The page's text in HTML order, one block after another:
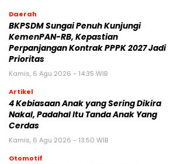
Daerah
BKPSDM Sungai Penuh Kunjungi
KemenPAN-RB, Kepastian
Perpanjangan Kontrak PPPK 2027 Jadi
Prioritas
Kamis, 6 Agu 2026 - 14:35 WIB
Artikel
4 Kebiasaan Anak yang Sering Dikira
Nakal, Padahal Itu Tanda Anak Yang
Cerdas
Kamis, 6 Agu 2026 - 13:50 WIB
Otomotif